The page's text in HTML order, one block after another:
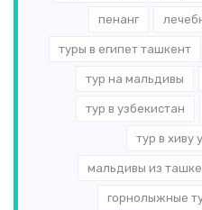
пенанг
туры в египет ташкент
тур на мальдивы
тур в узбекистан
тур в хиву
мальдивы из
горнолыжные